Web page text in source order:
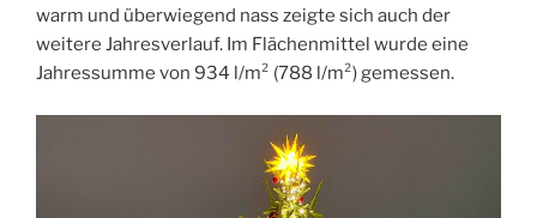
warm und überwiegend nass zeigte sich auch der
weitere Jahresverlauf. Im Flächenmittel wurde eine
Jahressumme von 934 l/m² (788 l/m²) gemessen.